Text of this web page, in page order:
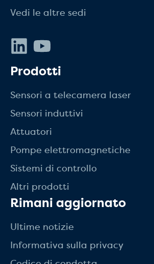
Vedi le altre sedi
LinkedIn
Prodotti
Sensori a telecamera laser
Sensori induttivi
Attuatori
Pompe elettromagnetiche
Sistemi di controllo
Altri prodotti
Rimani aggiornato
Ultime notizie
Informativa sulla privacy